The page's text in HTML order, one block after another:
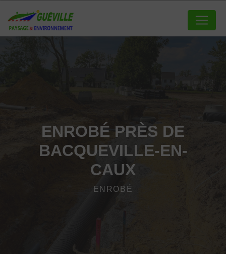
ENROBÉ PRÈS DE
BACQUEVILLE-EN-
CAUX
ENROBÉ